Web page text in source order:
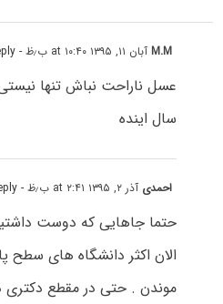
M.Mآبان ۱۱, ۱۳۹۵ at ۱۰:۴۰ ب٫ظ - Reply
عسل ناراحت نباش تنها
سال اینده
احمدی آذر ۲, ۱۳۹۵ at ۲:۴۱ ب٫ظ - Reply
حتما جاهایی که دوست
الان اکثر دانشگاه های سطح
موندن . حتی در مقطع دکتری